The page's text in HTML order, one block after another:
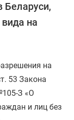
Беларуси,
на
на
53 Закона
З «О
и лиц без